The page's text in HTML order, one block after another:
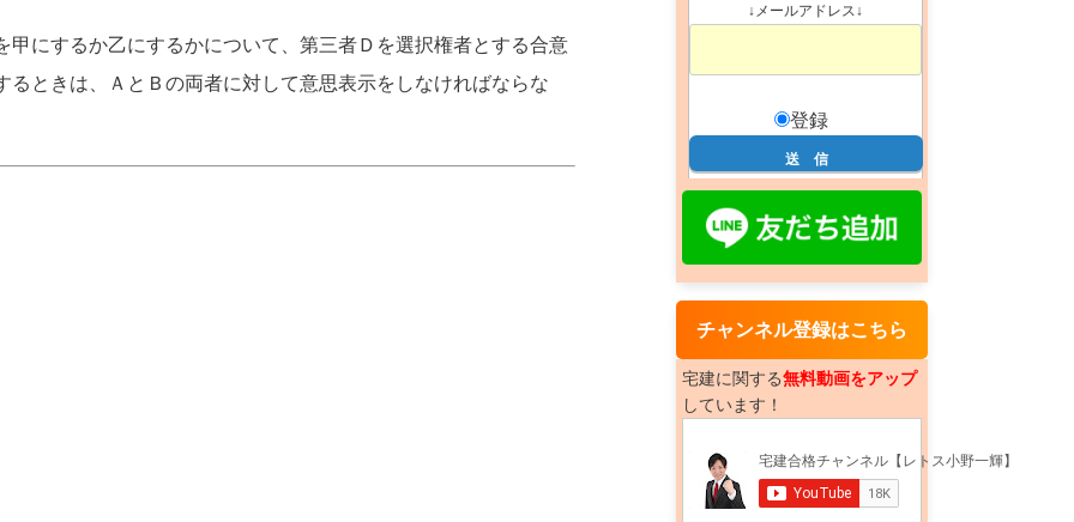
甲にするか乙にするかについて、第三者Ｄを選択権者とする合意
るときは、ＡとＢの両者に対して意思表示をしなければならな
↓メールアドレス↓
登録
チャンネル登録はこちら
宅建に関する無料動画をアップ
しています！